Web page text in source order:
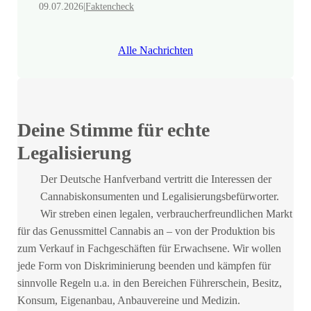
09.07.2026|Faktencheck
Alle Nachrichten
Deine Stimme für echte
Legalisierung
Der Deutsche Hanfverband vertritt die Interessen der
Cannabiskonsumenten und Legalisierungsbefürworter.
Wir streben einen legalen, verbraucherfreundlichen Markt
für das Genussmittel Cannabis an – von der Produktion bis
zum Verkauf in Fachgeschäften für Erwachsene. Wir wollen
jede Form von Diskriminierung beenden und kämpfen für
sinnvolle Regeln u.a. in den Bereichen Führerschein, Besitz,
Konsum, Eigenanbau, Anbauvereine und Medizin.